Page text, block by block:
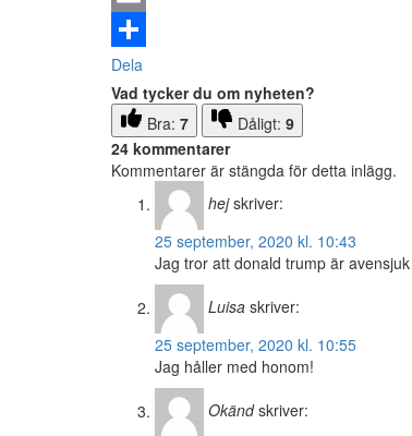
Email
Dela
Vad tycker du om nyheten?
Bra: 7 Dåligt: 9
24 kommentarer
Kommentarer är stängda för detta inlägg.
hej skriver:
25 september, 2020 kl. 10:43
Jag tror att donald trump är
Luisa skriver:
25 september, 2020 kl. 10:55
Jag håller med honom!
Okänd skriver: